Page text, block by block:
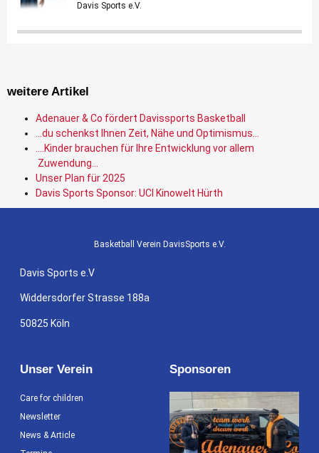
Davis Sports e.V.
weitere Artikel
Adenauer & Co fördert Davissports Basketball
…du schenkst Ihnen Zeit, Nähe und Optimismus…
….Kinder brauchen für Ihre Entwicklung vor allem
Zuwendung…
Unser Plan für 2025
Davis Sports Sponsor: UCI Kinowelt Hürth
Basketball Verein DavisSports e.V.
Davis Sports e.V
Widdersdorfer Strasse 188a
50825 Köln
Unser Verein
Care for children
Newsletter
News & Article
Sponsoren